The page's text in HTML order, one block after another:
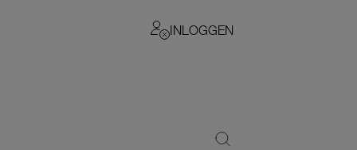
INLOGGEN